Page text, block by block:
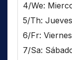
4/We:
5/Th: Jueves
6/Fr: Viernes
7/Sa: